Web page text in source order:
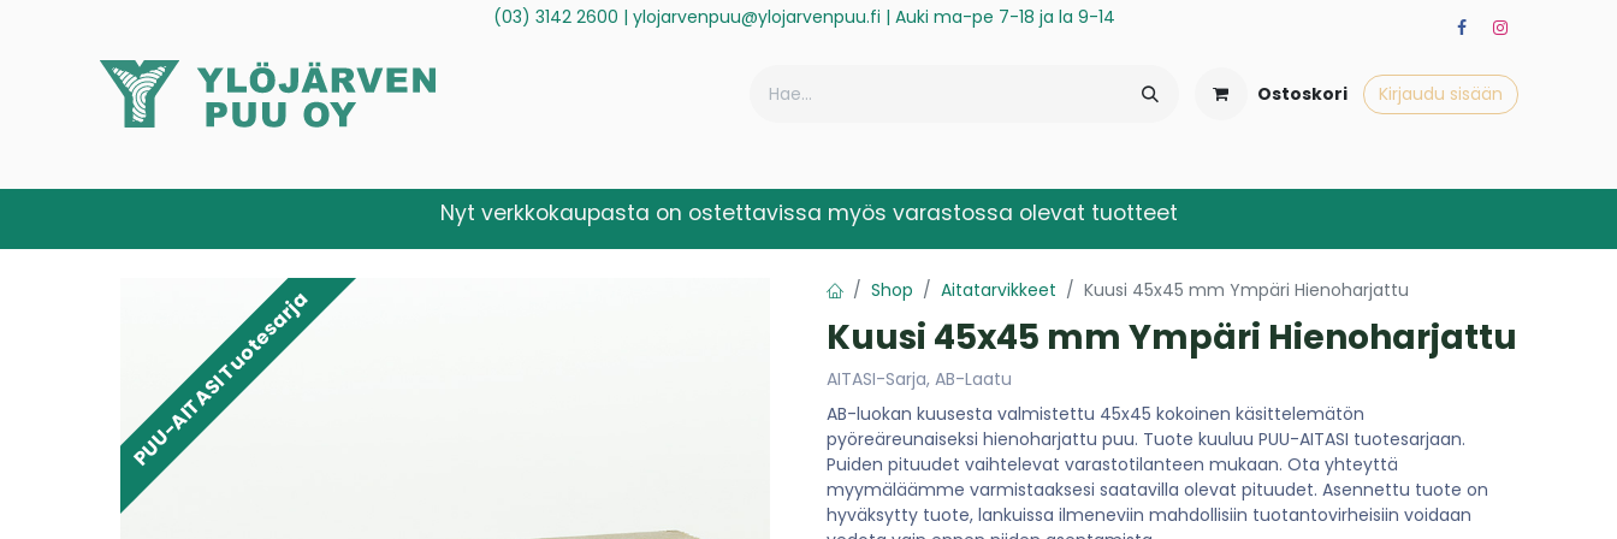
(03) 3142 2600 | ylojarvenpuu@ylojarvenpuu.fi | Auki ma-pe 7-18 ja la 9-14
Ostoskori Kirjaudu sisään
Nyt verkkokaupasta on ostettavissa myös varastossa olevat tuotteet
PUU-AITASI Tuotesarja Shop Aitatarvikkeet Kuusi 45x45 mm Ympäri Hienoharjattu
Kuusi 45x45 mm Ympäri Hienoharjattu
AITASI-Sarja, AB-Laatu
AB-luokan kuusesta valmistettu 45x45 kokoinen käsittelemätön
pyöreäreunaiseksi hienoharjattu puu. Tuote kuuluu PUU-AITASI tuotesarjaan.
Puiden pituudet vaihtelevat varastotilanteen mukaan. Ota yhteyttä
myymäläämme varmistaaksesi saatavilla olevat pituudet. Asennettu tuote on
hyväksytty tuote, lankuissa ilmeneviin mahdollisiin tuotantovirheisiin voidaan